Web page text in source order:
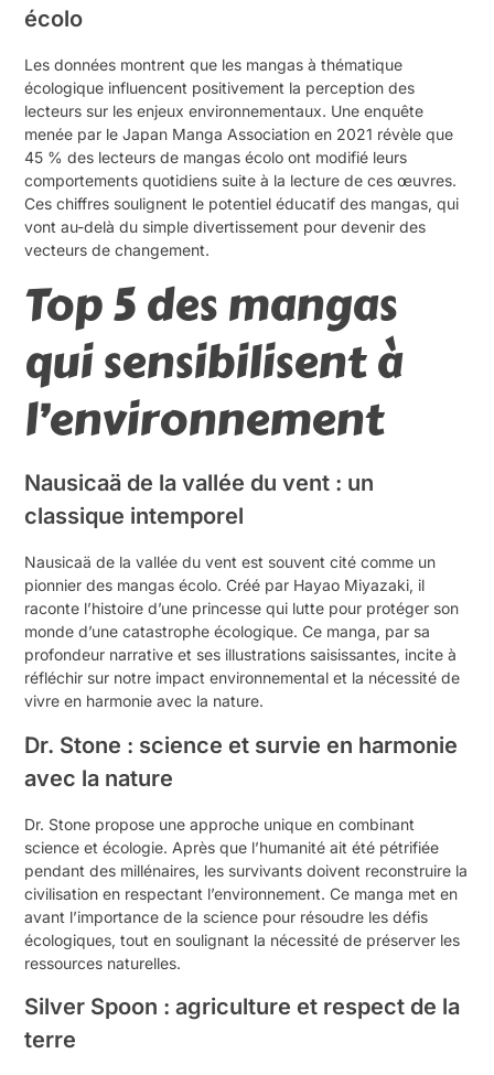
écolo
Les données montrent que les mangas à thématique
écologique influencent positivement la perception des
lecteurs sur les enjeux environnementaux. Une enquête
menée par le Japan Manga Association en 2021 révèle que
45 % des lecteurs de mangas écolo ont modifié leurs
comportements quotidiens suite à la lecture de ces œuvres.
Ces chiffres soulignent le potentiel éducatif des mangas, qui
vont au-delà du simple divertissement pour devenir des
vecteurs de changement.
Top 5 des mangas
qui sensibilisent à
l’environnement
Nausicaä de la vallée du vent : un
classique intemporel
Nausicaä de la vallée du vent est souvent cité comme un
pionnier des mangas écolo. Créé par Hayao Miyazaki, il
raconte l’histoire d’une princesse qui lutte pour protéger son
monde d’une catastrophe écologique. Ce manga, par sa
profondeur narrative et ses illustrations saisissantes, incite à
réfléchir sur notre impact environnemental et la nécessité de
vivre en harmonie avec la nature.
Dr. Stone : science et survie en harmonie
avec la nature
Dr. Stone propose une approche unique en combinant
science et écologie. Après que l’humanité ait été pétrifiée
pendant des millénaires, les survivants doivent reconstruire la
civilisation en respectant l’environnement. Ce manga met en
avant l’importance de la science pour résoudre les défis
écologiques, tout en soulignant la nécessité de préserver les
ressources naturelles.
Silver Spoon : agriculture et respect de la
terre